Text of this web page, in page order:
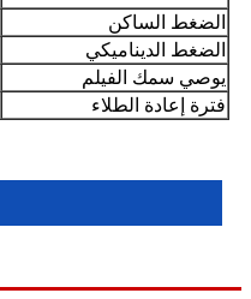
الضغط الساكن
الضغط الديناميكي
يوصي سمك الفيلم
فترة إعادة الطلاء